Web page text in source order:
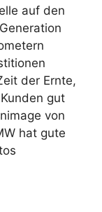
auf den
der Ernte,
gut
von
hat gute